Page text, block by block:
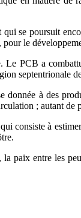
se poursuit
le
PCB a
septentrionale
à des
; autant
à
paix entre les